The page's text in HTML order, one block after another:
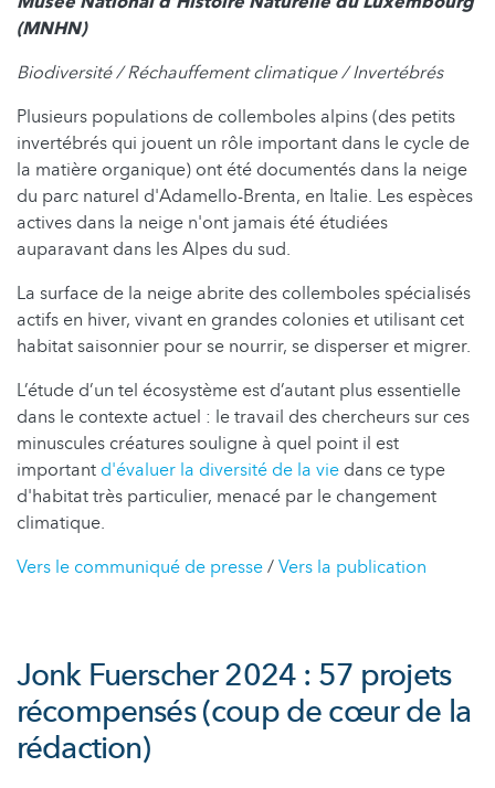
(MNHN)
Biodiversité / Réchauffement climatique / Invertébrés
Plusieurs populations de collemboles alpins (des petits
invertébrés qui jouent un rôle important dans le cycle de
la matière organique) ont été documentés dans la neige
du parc naturel d'Adamello-Brenta, en Italie. Les espèces
actives dans la neige n'ont jamais été étudiées
auparavant dans les Alpes du sud.
La surface de la neige abrite des collemboles spécialisés
actifs en hiver, vivant en grandes colonies et utilisant cet
habitat saisonnier pour se nourrir, se disperser et migrer.
L’étude d’un tel écosystème est d’autant plus essentielle
dans le contexte actuel : le travail des chercheurs sur ces
minuscules créatures souligne à quel point il est
important d'évaluer la diversité de la vie dans ce type
d'habitat très particulier, menacé par le changement
climatique.
Vers le communiqué de presse/Vers la publication
Jonk Fuerscher 2024 : 57 projets
récompensés (coup de cœur de la
rédaction)